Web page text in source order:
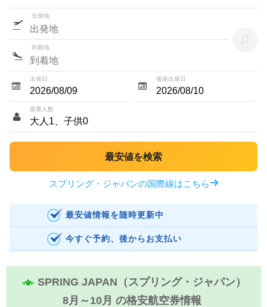
出発地
到着地
出発日 復路出発日
搭乗人数
最安値を検索
スプリング・ジャパンの国際線はこちら
最安値情報を随時更新中
今すぐ予約、後からお支払い
SPRING JAPAN（スプリング・ジャパン）
8月～10月 の格安航空券情報